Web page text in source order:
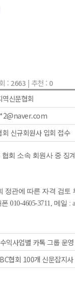
: 2663 | 추천 : 0
역신문협회
신규회원사 입회 접수
회 소속 회원사 중 징
정관에 따른 자격 검토
010-4605-3711, 메일 :
익사업별 카톡 그룹 운영
협회 100개 신문잡지사